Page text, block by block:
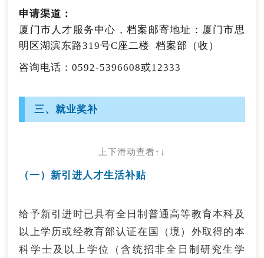
报灵活就业并申请当年的社保补贴。
（十六）灵活就业人身意外伤害保险补助
毕业5年内的高校毕业生，实现灵活就业后在公
市辖区范围内的保险公司购买人身意外伤害保
险，按照每人每年不高于100元的标准，对其实
人身意外伤害保险补助期限不超过三年，同一申
1.向常住地属地的县（市、区）基层就业服务平
台、公共就业和人才服务机构申领；
2.保险公司代为申报。
申请渠道：
以上五项《“好年华 聚福州”人才住房保障资格
证》申报公告将公布在福州市人社局官方网站通
知公告栏。咨询电话：0591-87119523。
2018年后引进落地到福州市，经认定纳入福州
市“引进培养千名博士”人才计划的优秀博士，以
才，可申请租住酒店式人才公寓，租金由申请
分之一。
申请渠道：
向主管部门或所属县（市、区）人社局申报，咨
询电话：0591-83336454。
家庭、防止返贫监测对象家庭毕业生和特困人员
毕业生、残疾毕业生、获得国家助学贷款毕业
生，按规定给予每人2000元的一次性求职补贴。
申请渠道：
https://www.fj99.org.cn/bys/）申请。
咨询电话：0592-5396591
（三）就业见习补贴
对吸纳离校2年内未就业高校毕业生、16-24岁登
低工资标准支付见习人员基本生活费、为见习人
员办理人身意外伤害保险、承担见习人员指导管
理费用的用人单位，在见习期间按月给予见习单
位厦门市最低工资标准110%的就业见习补贴，
申请渠道：
厦门市人才服务中心，档案邮寄地址：厦门市思
明区湖滨东路319号C座二楼 档案部（收）
咨询电话：0592-5396608或12333
三、就业奖补
上下滑动查看↑↓
（一）新引进人才生活补贴
给予新引进时已具有全日制普通高等教育本科及
以上学历或经教育部认证在国（境）外取得的本
科学士及以上学位（含统招非全日制研究生学